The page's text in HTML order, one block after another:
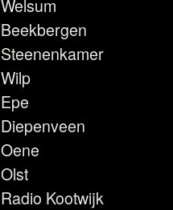
Welsum
Beekbergen
Steenenkamer
Wilp
Epe
Diepenveen
Oene
Olst
Radio Kootwijk